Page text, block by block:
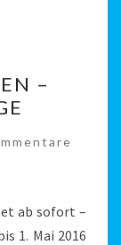
–
ab sofort –
1. Mai 2016